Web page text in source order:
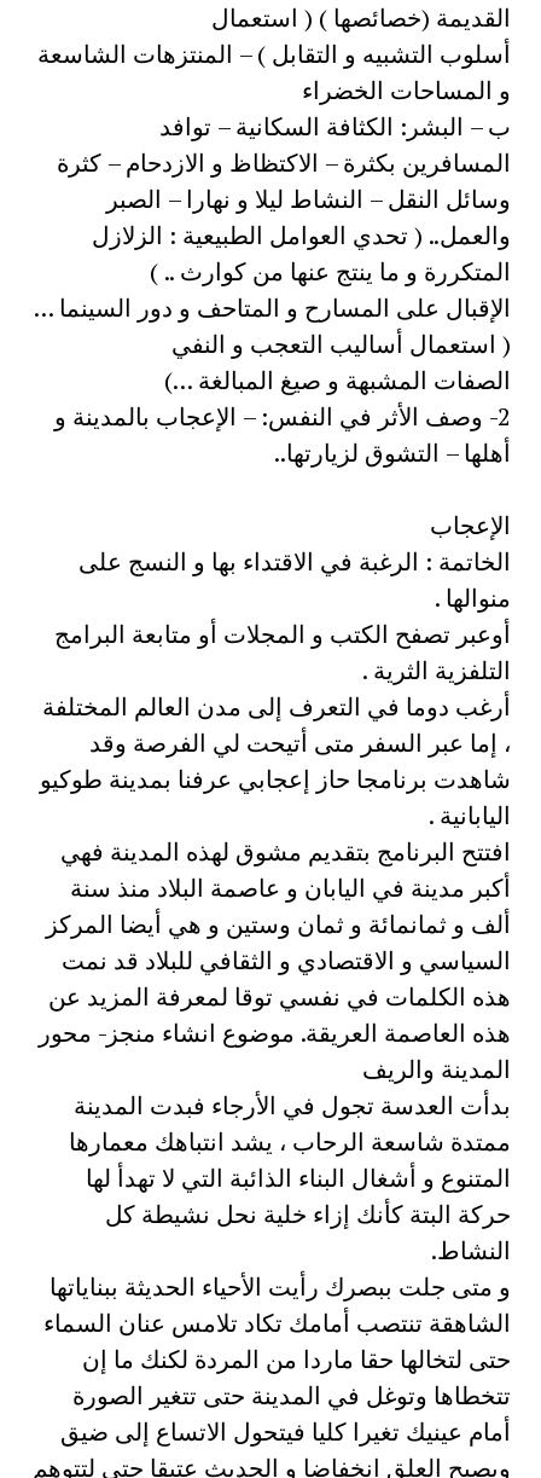
القديمة (خصائصها ) ( استعمال
أسلوب التشبيه و التقابل ) – المنتزهات الشاسعة
و المساحات الخضراء
ب – البشر: الكثافة السكانية – توافد
المسافرين بكثرة – الاكتظاظ و الازدحام – كثرة
وسائل النقل – النشاط ليلا و نهارا – الصبر
والعمل.. ( تحدي العوامل الطبيعية : الزلازل
المتكررة و ما ينتج عنها من كوارث .. )
الإقبال على المسارح و المتاحف و دور السينما …
( استعمال أساليب التعجب و النفي
الصفات المشبهة و صيغ المبالغة …)
2- وصف الأثر في النفس: – الإعجاب بالمدينة و
أهلها – التشوق لزيارتها..
الإعجاب
الخاتمة : الرغبة في الاقتداء بها و النسج على
منوالها .
أوعبر تصفح الكتب و المجلات أو متابعة البرامج
التلفزية الثرية .
أرغب دوما في التعرف إلى مدن العالم المختلفة
، إما عبر السفر متى أتيحت لي الفرصة وقد
شاهدت برنامجا حاز إعجابي عرفنا بمدينة طوكيو
اليابانية .
افتتح البرنامج بتقديم مشوق لهذه المدينة فهي
أكبر مدينة في اليابان و عاصمة البلاد منذ سنة
ألف و ثمانمائة و ثمان وستين و هي أيضا المركز
السياسي و الاقتصادي و الثقافي للبلاد قد نمت
هذه الكلمات في نفسي توقا لمعرفة المزيد عن
هذه العاصمة العريقة. موضوع انشاء منجز- محور
المدينة والريف
بدأت العدسة تجول في الأرجاء فبدت المدينة
ممتدة شاسعة الرحاب ، يشد انتباهك معمارها
المتنوع و أشغال البناء الذائبة التي لا تهدأ لها
حركة البتة كأنك إزاء خلية نحل نشيطة كل
النشاط.
و متى جلت ببصرك رأيت الأحياء الحديثة ببناياتها
الشاهقة تنتصب أمامك تكاد تلامس عنان السماء
حتى لتخالها حقا ماردا من المردة لكنك ما إن
تتخطاها وتوغل في المدينة حتى تتغير الصورة
أمام عينيك تغيرا كليا فيتحول الاتساع إلى ضيق
ويصبح العلق انخفاضا و الحديث عتيقا حتى لتتوهم